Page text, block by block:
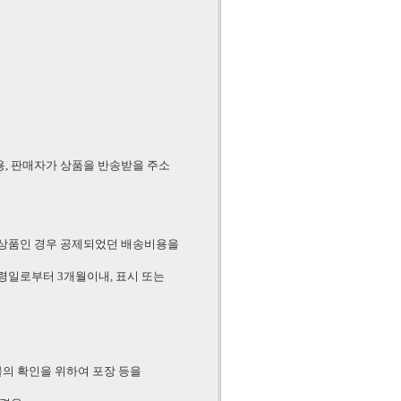
판매자가 상품을 반송받을 주소
인 경우 공제되었던 배송비용을
로부터 3개월이내, 표시 또는
확인을 위하여 포장 등을